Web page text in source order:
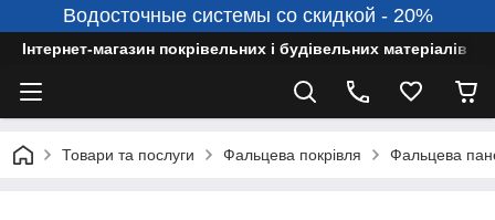
Водосточные системы со скидкой - 20%
Інтернет-магазин покрівельних і будівельних матеріалів
Товари та послуги Фальцева покрівля Фальцева